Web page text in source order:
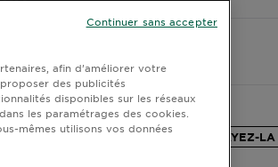
ESSAYEZ-LA
afin d’améliorer votre
des publicités
disponibles sur les réseaux
les paramétrages des cookies.
mêmes utilisons vos données
Continuer sans accepter